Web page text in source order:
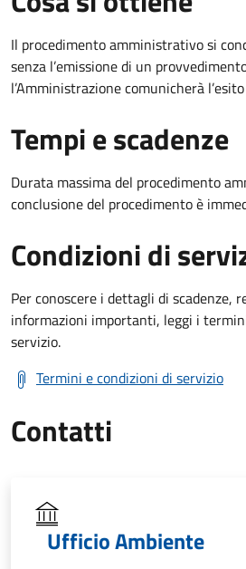
Il procedimento amministrativo si
senza l’emissione di un
l’Amministrazione comunicherà
Tempi e scadenze
Durata massima del procedimento
conclusione del procedimento è
Condizioni di
Per conoscere i dettagli di scadenze,
informazioni importanti, leggi i
servizio.
Termini e condizioni di servizio
Contatti
Ufficio Ambiente